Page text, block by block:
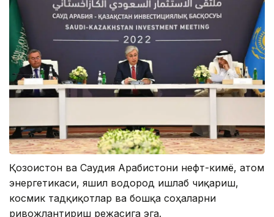
Қозоғистон ва Саудия Арабистони нефт-кимё, атом
энергетикаси, яшил водород ишлаб чиқариш,
космик тадқиқотлар ва бошқа соҳаларни
ривожлантириш режасига эга.